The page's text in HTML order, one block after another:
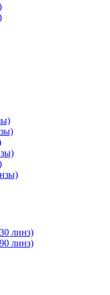
линз)
линз)